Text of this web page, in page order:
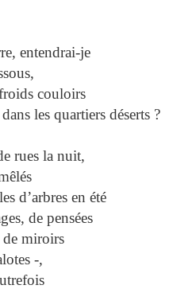
entendrai-je
couloirs
les quartiers déserts ?
rues la nuit,
d’arbres en été
de pensées
de miroirs
-,